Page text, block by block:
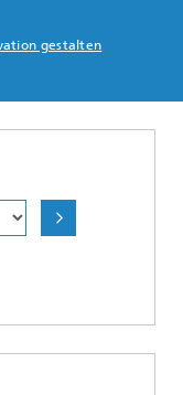
gestalten